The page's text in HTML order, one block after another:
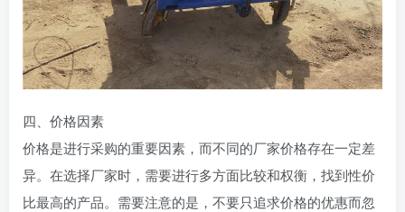
四、价格因素
价格是进行采购的重要因素，而不同的厂家价格存在一定差
异。在选择厂家时，需要进行多方面比较和权衡，找到性价
比最高的产品。需要注意的是，不要只追求价格的优惠而忽